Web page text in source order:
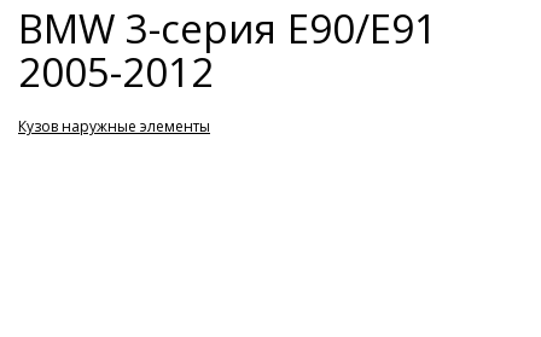
BMW 3-серия E90/E91
2005-2012
Кузов наружные элементы